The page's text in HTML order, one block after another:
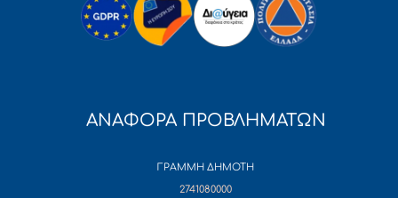
ΑΝΑΦΟΡΑ ΠΡΟΒΛΗΜΑΤΩΝ
ΓΡΑΜΜΗ ΔΗΜΟΤΗ
2741080000